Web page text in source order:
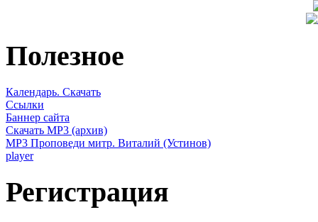
Полезное
Календарь. Скачать
Ссылки
Баннер сайта
Скачать MP3 (архив)
MP3 Проповеди митр. Виталий (Устинов)
player
Регистрация